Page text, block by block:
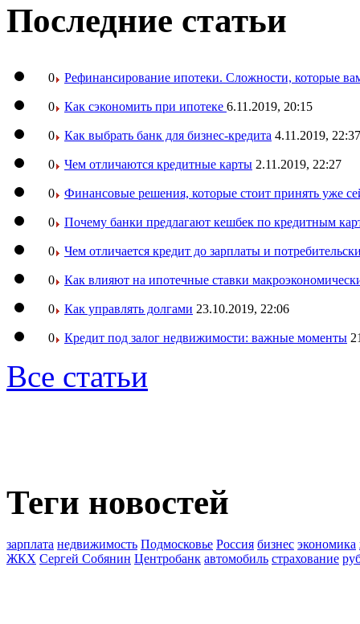
Последние статьи
0 Рефинансирование ипотеки. Сложности, которые
0 Как сэкономить при ипотеке 6.11.2019, 20:15
0 Как выбрать банк для бизнес-кредита 4.11.2019, 22:37
0 Чем отличаются кредитные карты 2.11.2019, 22:27
0 Финансовые решения, которые стоит принять уже
0 Почему банки предлагают кешбек по кредитным
0 Чем отличается кредит до зарплаты и
0 Как влияют на ипотечные ставки
0 Как управлять долгами 23.10.2019, 22:06
0 Кредит под залог недвижимости: важные моменты
Все статьи
Теги новостей
зарплата недвижимость Подмосковье Россия бизнес экономика
ЖКХ Сергей Собянин Центробанк автомобиль страхование